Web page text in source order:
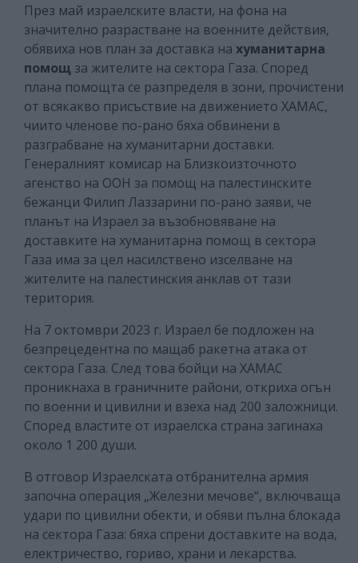
През май израелските власти, на фона на
значително разрастване на военните действия,
обявиха нов план за доставка на хуманитарна
помощ за жителите на сектора Газа. Според
плана помощта се разпределя в зони, прочистени
от всякакво присъствие на движението ХАМАС,
чиито членове по-рано бяха обвинени в
разграбване на хуманитарни доставки.
Генералният комисар на Близкоизточното
агенство на ООН за помощ на палестинските
бежанци Филип Лаззарини по-рано заяви, че
планът на Израел за възобновяване на
доставките на хуманитарна помощ в сектора
Газа има за цел насилствено изселване на
жителите на палестинския анклав от тази
територия.
На 7 октомври 2023 г. Израел бе подложен на
безпрецедентна по мащаб ракетна атака от
сектора Газа. След това бойци на ХАМАС
проникнаха в граничните райони, откриха огън
по военни и цивилни и взеха над 200 заложници.
Според властите от израелска страна загинаха
около 1 200 души.
В отговор Израелската отбранителна армия
започна операция „Железни мечове“, включваща
удари по цивилни обекти, и обяви пълна блокада
на сектора Газа: бяха спрени доставките на вода,
електричество, гориво, храни и лекарства.